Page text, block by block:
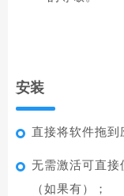
安装
直接将软件拖到
无需激活可直接
（如果有）；